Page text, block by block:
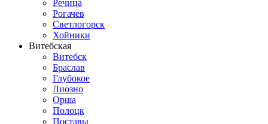
Речица
Рогачев
Светлогорск
Хойники
Витебская
Витебск
Браслав
Глубокое
Лиозно
Орша
Полоцк
Поставы